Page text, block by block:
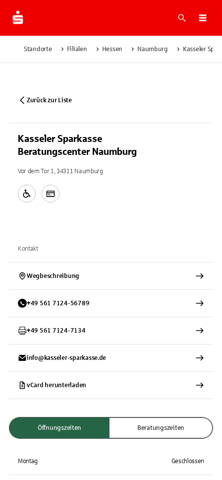
Suche
Standorte Filialen Hessen Naumburg Kasseler
Zurück zur Liste
Kasseler Sparkasse
Beratungscenter Naumburg
Vor dem Tor 1, 34311 Naumburg
Kontakt
Wegbeschreibung
+49 561 7124-56789
+49 561 7124-7134
info@kasseler-sparkasse.de
vCard herunterladen
Öffnungszeiten Beratungszeiten
Montag Geschlossen